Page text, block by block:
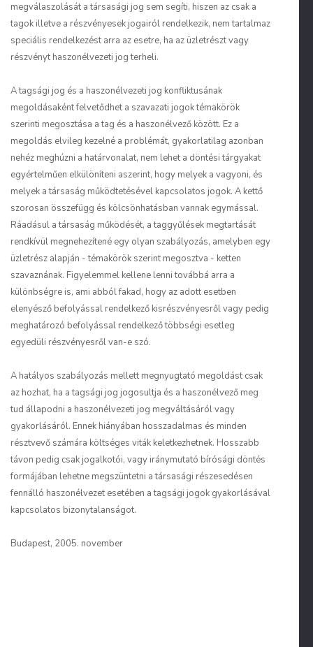
megválaszolását a társasági jog sem segíti, hiszen az csak a
tagok illetve a részvényesek jogairól rendelkezik, nem tartalmaz
speciális rendelkezést arra az esetre, ha az üzletrészt vagy
részvényt haszonélvezeti jog terheli.
A tagsági jog és a haszonélvezeti jog konfliktusának
megoldásaként felvetődhet a szavazati jogok témakörök
szerinti megosztása a tag és a haszonélvező között. Ez a
megoldás elvileg kezelné a problémát, gyakorlatilag azonban
nehéz meghúzni a határvonalat, nem lehet a döntési tárgyakat
egyértelműen elkülöníteni aszerint, hogy melyek a vagyoni, és
melyek a társaság működtetésével kapcsolatos jogok. A kettő
szorosan összefügg és kölcsönhatásban vannak egymással.
Ráadásul a társaság működését, a taggyűlések megtartását
rendkívül megnehezítené egy olyan szabályozás, amelyben egy
üzletrész alapján - témakörök szerint megosztva - ketten
szavaznának. Figyelemmel kellene lenni továbbá arra a
különbségre is, ami abból fakad, hogy az adott esetben
elenyésző befolyással rendelkező kisrészvényesről vagy pedig
meghatározó befolyással rendelkező többségi esetleg
egyedüli részvényesről van-e szó.
A hatályos szabályozás mellett megnyugtató megoldást csak
az hozhat, ha a tagsági jog jogosultja és a haszonélvező meg
tud állapodni a haszonélvezeti jog megváltásáról vagy
gyakorlásáról. Ennek hiányában hosszadalmas és minden
résztvevő számára költséges viták keletkezhetnek. Hosszabb
távon pedig csak jogalkotói, vagy iránymutató bírósági döntés
formájában lehetne megszüntetni a társasági részesedésen
fennálló haszonélvezet esetében a tagsági jogok gyakorlásával
kapcsolatos bizonytalanságot.
Budapest, 2005. november